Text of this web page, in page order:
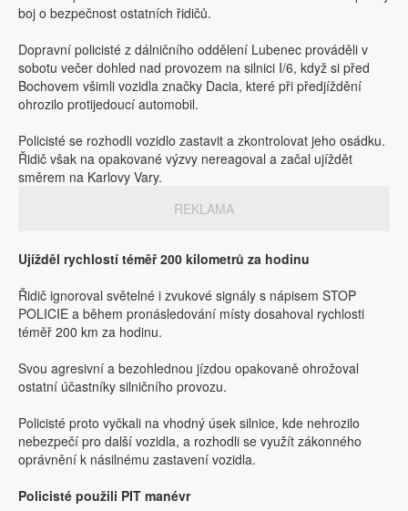
boj o bezpečnost ostatních řidičů.
Dopravní policisté z dálničního oddělení Lubenec prováděli v
sobotu večer dohled nad provozem na silnici I/6, když si před
Bochovem všimli vozidla značky Dacia, které při předjíždění
ohrozilo protijedoucí automobil.
Policisté se rozhodli vozidlo zastavit a zkontrolovat jeho osádku.
Řidič však na opakované výzvy nereagoval a začal ujíždět
směrem na Karlovy Vary.
REKLAMA
Ujížděl rychlostí téměř 200 kilometrů za hodinu
Řidič ignoroval světelné i zvukové signály s nápisem STOP
POLICIE a během pronásledování místy dosahoval rychlosti
téměř 200 km za hodinu.
Svou agresivní a bezohlednou jízdou opakovaně ohrožoval
ostatní účastníky silničního provozu.
Policisté proto vyčkali na vhodný úsek silnice, kde nehrozilo
nebezpečí pro další vozidla, a rozhodli se využít zákonného
oprávnění k násilnému zastavení vozidla.
Policisté použili PIT manévr